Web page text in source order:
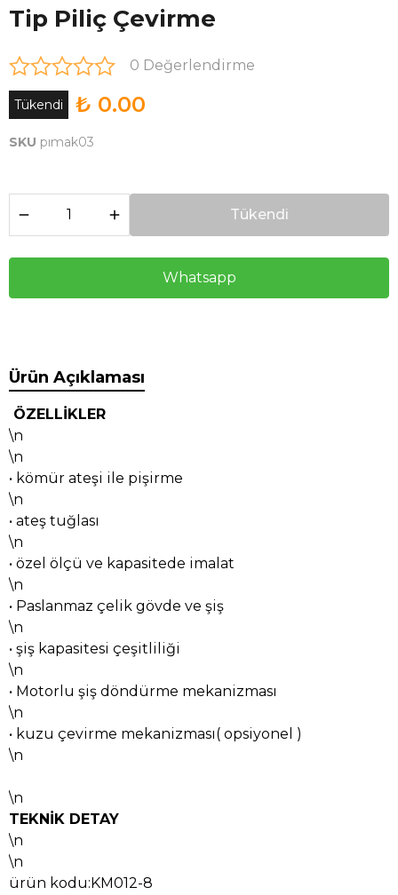
Tip Piliç Çevirme
0 Değerlendirme
Tükendi ₺ 0.00
SKU pımak03
Tükendi
Whatsapp
Ürün Açıklaması
ÖZELLİKLER
\n
\n
• kömür ateşi ile pişirme
\n
• ateş tuğlası
\n
• özel ölçü ve kapasitede imalat
\n
• Paslanmaz çelik gövde ve şiş
\n
• şiş kapasitesi çeşitliliği
\n
• Motorlu şiş döndürme mekanizması
\n
• kuzu çevirme mekanizması( opsiyonel )
\n
\n
TEKNİK DETAY
\n
\n
ürün kodu:KM012-8